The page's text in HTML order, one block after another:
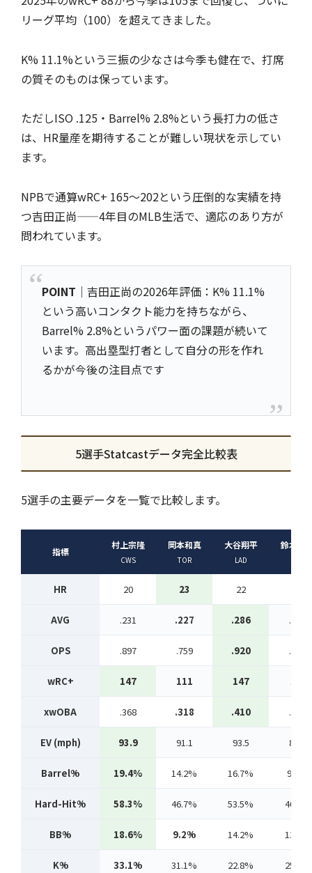
リーグ平均（100）を超えてきました。
K% 11.1%という三振の少なさは今季も健在で、打席
の質そのものは保っています。
ただしISO .125・Barrel% 2.8%という長打力の低さ
は、HR量産を期待することが難しい現状を示してい
ます。
NPBで通算wRC+ 165〜202という圧倒的な実績を持
つ吉田正尚——4年目のMLB生活で、適応のあり方が
問われています。
POINT ｜吉田正尚の2026年評価：K% 11.1%
という高いコンタクト能力を持ちながら、
Barrel% 2.8%というパワー面の課題が続いて
います。高出塁型打者として自分の形を作れ
るかが今後の注目点です
5選手Statcastデータ完全比較表
5選手の主要データを一覧で比較します。
指標
村上宗隆
CWS
岡本和真
TOR
大谷翔平
LAD
鈴木誠
HR 20 23 22
AVG .231 .227 .286 .267
OPS .897 .759 .920 .829
wRC+ 147 111 147 128
xwOBA .368 .318 .410 .338
EV (mph) 93.9 91.1 93.5 89.1
Barrel% 19.4% 14.2% 16.7% 9.9%
Hard-Hit% 58.3% 46.7% 53.5% 40.8%
BB% 18.6% 9.2% 14.2% 11.7%
K% 33.1% 31.1% 22.8% 25.5%